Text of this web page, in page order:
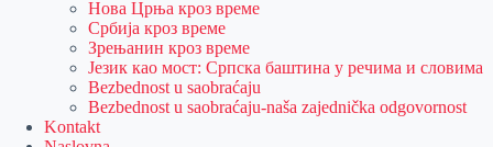
Нова Црња кроз време
Србија кроз време
Зрењанин кроз време
Језик као мост: Српска баштина у речима и словима
Bezbednost u saobraćaju
Bezbednost u saobraćaju-naša zajednička odgovornost
Kontakt